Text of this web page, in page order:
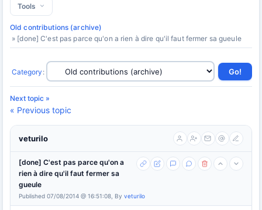
Tools
Old contributions (archive)
» [done] C'est pas parce qu'on a rien à dire qu'il faut fermer sa gueule
Category :
Next topic »
« Previous topic
veturilo
[done] C'est pas parce qu'on a
rien à dire qu'il faut fermer sa
gueule
Published 07/08/2014 @ 16:51:08, By veturilo